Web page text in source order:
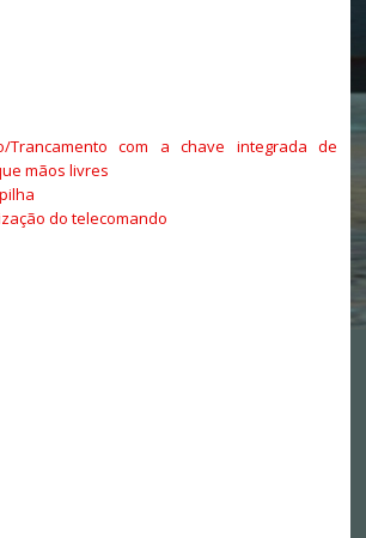
Trancamento com a chave integrada de
mãos livres
do telecomando